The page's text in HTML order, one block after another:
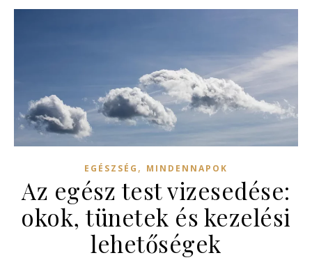
EGÉSZSÉG , MINDENNAPOK
Az egész test vizesedése:
okok, tünetek és kezelési
lehetőségek